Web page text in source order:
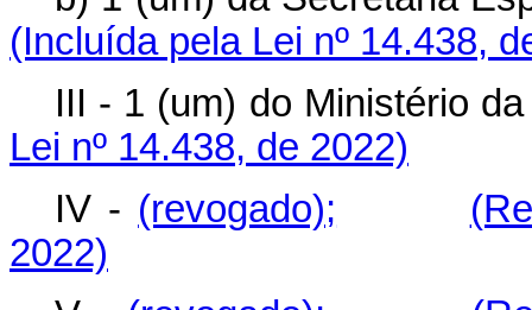
(Incluída pela Lei nº 14.438,
III - 1 (um) do
Lei nº 14.438, de 2022)
IV - (revogado);
2022)